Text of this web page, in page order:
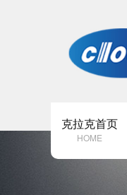
克拉克首页
HOME